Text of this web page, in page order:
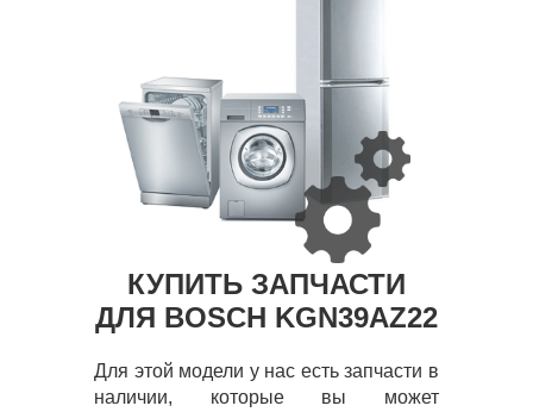
КУПИТЬ ЗАПЧАСТИ
ДЛЯ BOSCH KGN39AZ22
Для этой модели у нас есть запчасти в
наличии, которые вы может